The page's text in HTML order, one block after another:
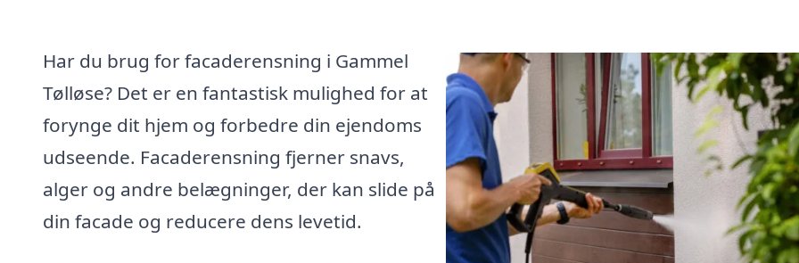
Har du brug for facaderensning i Gammel
Tølløse? Det er en fantastisk mulighed for at
forynge dit hjem og forbedre din ejendoms
udseende. Facaderensning fjerner snavs,
alger og andre belægninger, der kan slide på
din facade og reducere dens levetid.